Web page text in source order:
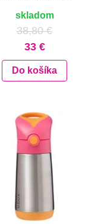
skladom
38,80 €
33 €
Do košíka